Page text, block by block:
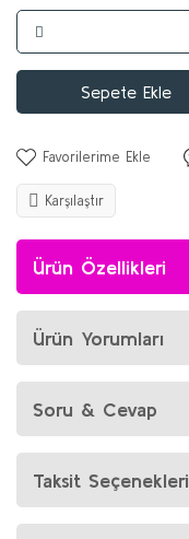
Sepete Ekle
Karşılaştır
Ürün Özellikleri
Ürün Yorumları
Soru & Cevap
Taksit Seçenekleri